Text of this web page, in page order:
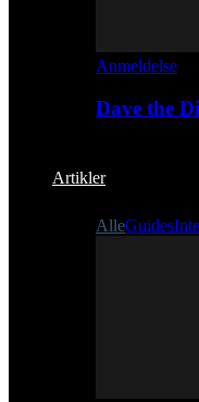
Anmeldelse
Dave the
Artikler
AlleGuides